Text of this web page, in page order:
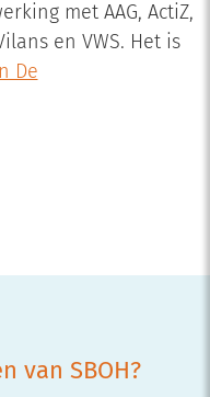
met AAG, ActiZ,
en VWS. Het is
De
van SBOH?